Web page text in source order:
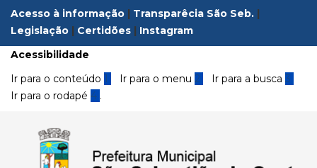
Acesso à informação | Transparêcia São Seb. |
Legislação | Certidões | Instagram
Acessibilidade
Ir para o conteúdo 1 Ir para o menu 2 Ir para a busca3
Ir para o rodapé 4 .